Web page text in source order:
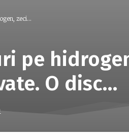
zeci...
pe
O disc…